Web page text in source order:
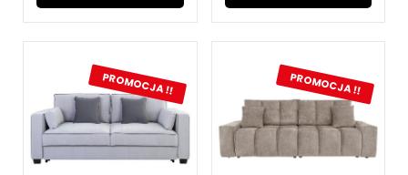
PROMOCJA !! PROMOCJA !!